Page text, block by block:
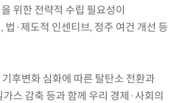
위한 전략적 수립 필요성이
법·제도적 인센티브, 정주 여건 개선 등
후변화 심화에 따른 탈탄소 전환과
스 감축 등과 함께 우리 경제·사회의